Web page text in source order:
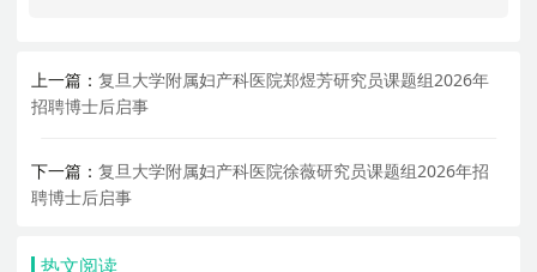
上一篇：复旦大学附属妇产科医院郑煜芳研究员课题组2026年
招聘博士后启事
下一篇：复旦大学附属妇产科医院徐薇研究员课题组2026年招
聘博士后启事
热文阅读